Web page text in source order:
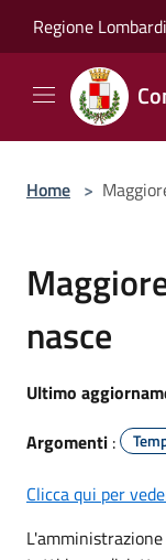
Regione
Home >
nasce
Ultimo
Argomenti :
Clicca qui per